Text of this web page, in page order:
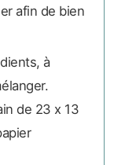
afin de bien
à
de 23 x 13